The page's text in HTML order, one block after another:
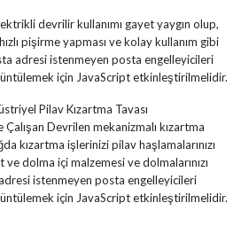
devrilir kullanımı gayet yaygın olup,
pişirme yapması ve kolay kullanım gibi
adresi istenmeyen posta engelleyicileri
için JavaScript etkinleştirilmelidir.
Pilav Kızartma Tavası
Devrilen mekanizmalı kızartma
kızartma işlerinizi pilav haşlamalarınızı
dolma içi malzemesi ve dolmalarınızı
istenmeyen posta engelleyicileri
için JavaScript etkinleştirilmelidir.